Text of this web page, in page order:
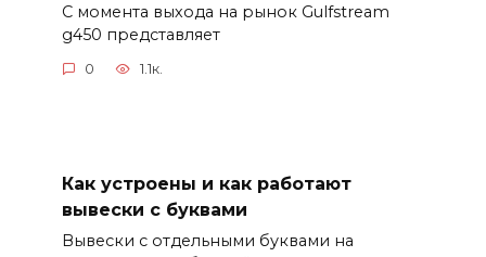
С момента выхода на рынок Gulfstream
g450 представляет
0 1.1к.
Как устроены и как работают
вывески с буквами
Вывески с отдельными буквами на